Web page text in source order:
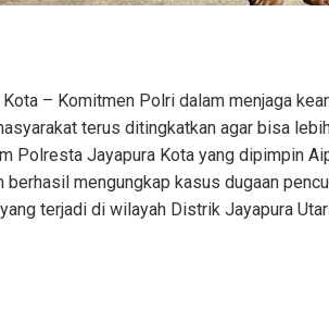
– Komitmen Polri dalam menjaga
terus ditingkatkan agar bisa
Polresta Jayapura Kota yang dipimpin
berhasil mengungkap kasus dugaan
terjadi di wilayah Distrik Jayapura